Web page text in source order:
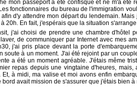
mon passeport a été confisqué et ne m'a été
fonctionnaires du bureau de l'immigration
d'y attendre mon départ du lendemain.
20h. En fait, j'espérais que la situation
j'ai choisi de prendre une chambre d'hôtel
de communiquer par Internet avec mes
j'ai pris place devant la porte
soute à un moment. J'ai été rejoint par un
a été un moment agréable. J'étais même
repas depuis une vingtaine d'heures, mais,
à midi, ma valise et moi avons enfin
avait mission de s'assurer que j'étais bien à